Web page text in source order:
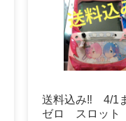
送料込み‼️ 4/1
ゼロ スロット